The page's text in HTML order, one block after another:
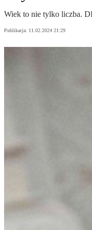
Wiek to nie tylko liczba.
Publikacja: 11.02.2024 21:29